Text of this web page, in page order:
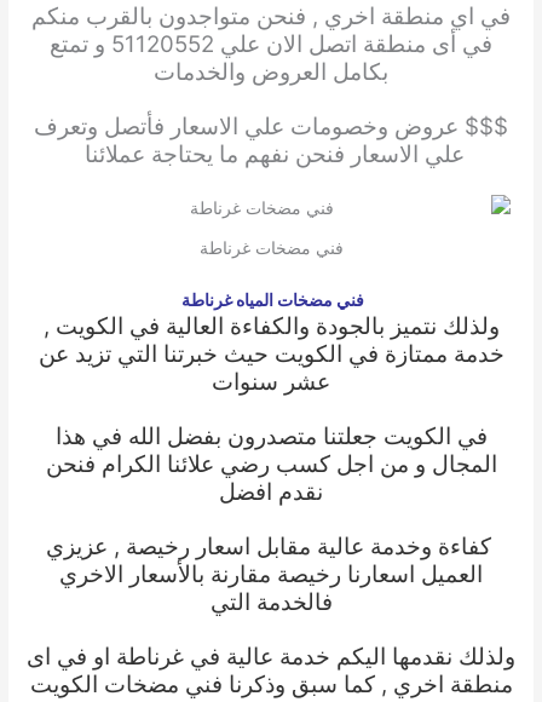
في اي منطقة اخري , فنحن متواجدون بالقرب منكم
في أى منطقة اتصل الان علي 51120552 و تمتع
بكامل العروض والخدمات
$$$ عروض وخصومات علي الاسعار فأتصل وتعرف
علي الاسعار فنحن نفهم ما يحتاجة عملائنا
فني مضخات غرناطة
فني مضخات المياه غرناطة
ولذلك نتميز بالجودة والكفاءة العالية في الكويت ,
خدمة ممتازة في الكويت حيث خبرتنا التي تزيد عن
عشر سنوات
في الكويت جعلتنا متصدرون بفضل الله في هذا
المجال و من اجل كسب رضي علائنا الكرام فنحن
نقدم افضل
كفاءة وخدمة عالية مقابل اسعار رخيصة , عزيزي
العميل اسعارنا رخيصة مقارنة بالأسعار الاخري
فالخدمة التي
ولذلك نقدمها اليكم خدمة عالية في غرناطة او في اى
منطقة اخري , كما سبق وذكرنا فني مضخات الكويت